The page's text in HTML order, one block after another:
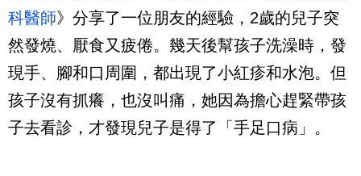
科醫師》分享了一位朋友的經驗，2歲的兒子突
然發燒、厭食又疲倦。幾天後幫孩子洗澡時，發
現手、腳和口周圍，都出現了小紅疹和水泡。但
孩子沒有抓癢，也沒叫痛，她因為擔心趕緊帶孩
子去看診，才發現兒子是得了「手足口病」。